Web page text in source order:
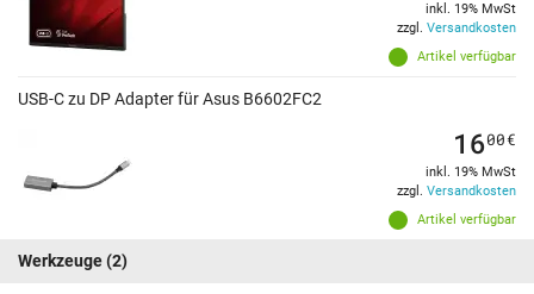
Artikel verfügbar
inkl. 19% MwSt
zzgl. Versandkosten
USB-C zu DP Adapter für Asus B6602FC2
Artikel verfügbar
1600€
inkl. 19% MwSt
zzgl. Versandkosten
Werkzeuge(2)